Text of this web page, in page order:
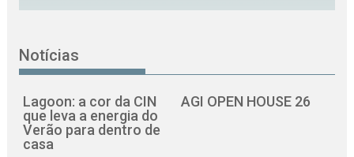
Notícias
Lagoon: a cor da CIN
que leva a energia do
Verão para dentro de
casa
AGI OPEN HOUSE 26